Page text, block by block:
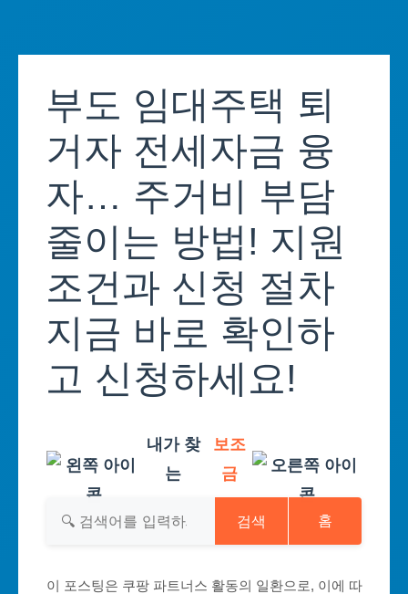
content부도 임대주택 퇴
거자 전세자금 융
자… 주거비 부담
줄이는 방법! 지원
조건과 신청 절차
지금 바로 확인하
고 신청하세요!
내가 찾
는
보조
금
검색 홈
이 포스팅은 쿠팡 파트너스 활동의 일환으로, 이에 따